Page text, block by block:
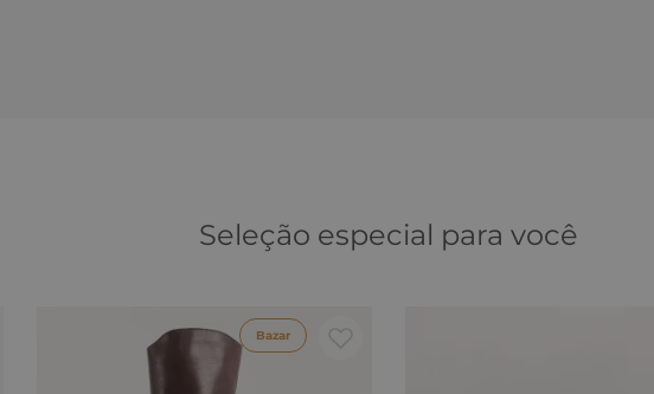
Seleção especial para você
Bazar